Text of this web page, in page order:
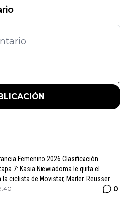
Femenino 2026 Clasificación
7: Kasia Niewiadoma le quita el
la ciclista de Movistar, Marlen Reusser
0